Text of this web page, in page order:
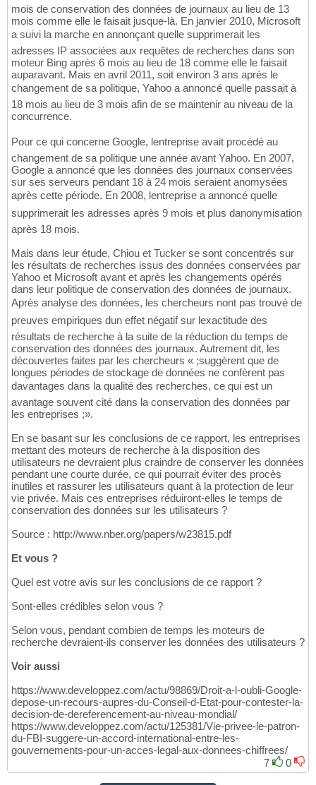
mois de conservation des données de journaux au lieu de 13
mois comme elle le faisait jusque-là. En janvier 2010, Microsoft
a suivi la marche en annonçant quelle supprimerait les
adresses IP associées aux requêtes de recherches dans son
moteur Bing après 6 mois au lieu de 18 comme elle le faisait
auparavant. Mais en avril 2011, soit environ 3 ans après le
changement de sa politique, Yahoo a annoncé quelle passait à
18 mois au lieu de 3 mois afin de se maintenir au niveau de la
concurrence.
Pour ce qui concerne Google, lentreprise avait procédé au
changement de sa politique une année avant Yahoo. En 2007,
Google a annoncé que les données des journaux conservées
sur ses serveurs pendant 18 à 24 mois seraient anomysées
après cette période. En 2008, lentreprise a annoncé quelle
supprimerait les adresses après 9 mois et plus danonymisation
après 18 mois.
Mais dans leur étude, Chiou et Tucker se sont concentrés sur
les résultats de recherches issus des données conservées par
Yahoo et Microsoft avant et après les changements opérés
dans leur politique de conservation des données de journaux.
Après analyse des données, les chercheurs nont pas trouvé de
preuves empiriques dun effet négatif sur lexactitude des
résultats de recherche à la suite de la réduction du temps de
conservation des données des journaux. Autrement dit, les
découvertes faites par les chercheurs « ;suggèrent que de
longues périodes de stockage de données ne confèrent pas
davantages dans la qualité des recherches, ce qui est un
avantage souvent cité dans la conservation des données par
les entreprises ;».
En se basant sur les conclusions de ce rapport, les entreprises
mettant des moteurs de recherche à la disposition des
utilisateurs ne devraient plus craindre de conserver les données
pendant une courte durée, ce qui pourrait éviter des procès
inutiles et rassurer les utilisateurs quant à la protection de leur
vie privée. Mais ces entreprises réduiront-elles le temps de
conservation des données sur les utilisateurs ?
Source : http://www.nber.org/papers/w23815.pdf
Et vous ?
Quel est votre avis sur les conclusions de ce rapport ?
Sont-elles crédibles selon vous ?
Selon vous, pendant combien de temps les moteurs de
recherche devraient-ils conserver les données des utilisateurs ?
Voir aussi
https://www.developpez.com/actu/98869/Droit-a-l-oubli-Google-
depose-un-recours-aupres-du-Conseil-d-Etat-pour-contester-la-
decision-de-dereferencement-au-niveau-mondial/
https://www.developpez.com/actu/125381/Vie-privee-le-patron-
du-FBI-suggere-un-accord-international-entre-les-
gouvernements-pour-un-acces-legal-aux-donnees-chiffrees/
7
0